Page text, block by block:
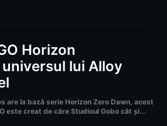
Horizon
lui Alloy
are la bază serie Horizon Zero Dawn, acest
este creat de căre Studioul Gobo cât și...